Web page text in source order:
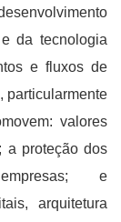
da tecnologia
e fluxos de
particularmente
valores
a proteção dos
e
arquitetura